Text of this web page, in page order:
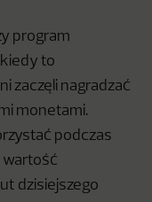
program
kiedy to
zaczęli nagradzać
monetami.
podczas
wartość
dzisiejszego